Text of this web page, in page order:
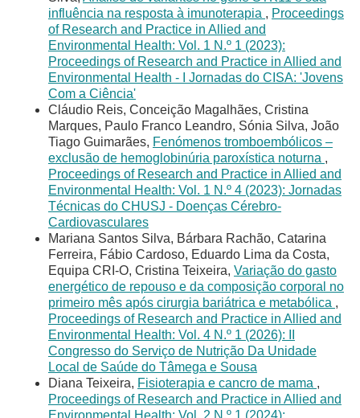
influência na resposta à imunoterapia , Proceedings
of Research and Practice in Allied and
Environmental Health: Vol. 1 N.º 1 (2023):
Proceedings of Research and Practice in Allied and
Environmental Health - I Jornadas do CISA: 'Jovens
Com a Ciência'
Cláudio Reis, Conceição Magalhães, Cristina
Marques, Paulo Franco Leandro, Sónia Silva, João
Tiago Guimarães, Fenómenos tromboembólicos –
exclusão de hemoglobinúria paroxística noturna ,
Proceedings of Research and Practice in Allied and
Environmental Health: Vol. 1 N.º 4 (2023): Jornadas
Técnicas do CHUSJ - Doenças Cérebro-
Cardiovasculares
Mariana Santos Silva, Bárbara Rachão, Catarina
Ferreira, Fábio Cardoso, Eduardo Lima da Costa,
Equipa CRI-O, Cristina Teixeira, Variação do gasto
energético de repouso e da composição corporal no
primeiro mês após cirurgia bariátrica e metabólica ,
Proceedings of Research and Practice in Allied and
Environmental Health: Vol. 4 N.º 1 (2026): II
Congresso do Serviço de Nutrição Da Unidade
Local de Saúde do Tâmega e Sousa
Diana Teixeira, Fisioterapia e cancro de mama ,
Proceedings of Research and Practice in Allied and
Environmental Health: Vol. 2 N.º 1 (2024):